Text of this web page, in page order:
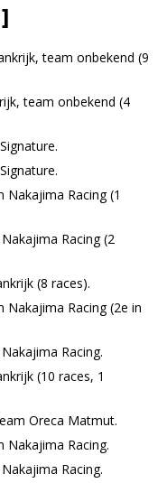
]
team onbekend (9
team onbekend (4
Nakajima Racing (1
Racing (2
(8 races).
Nakajima Racing (2e in
Racing.
(10 races, 1
Oreca Matmut.
Nakajima Racing.
Racing.